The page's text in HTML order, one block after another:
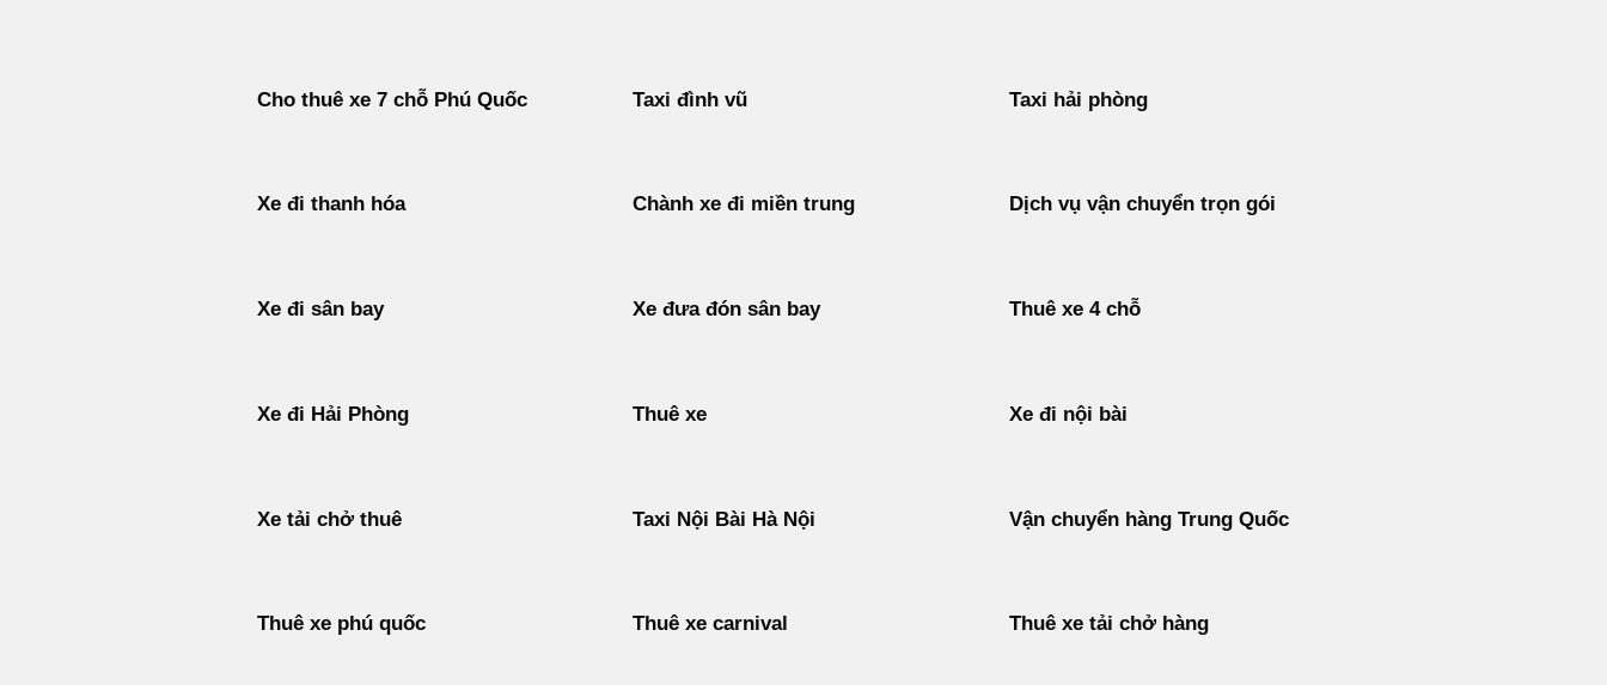
Cho thuê xe 7 chỗ Phú Quốc Taxi đình vũ Taxi hải phòng
Xe đi thanh hóa Chành xe đi miền trung Dịch vụ vận chuyển trọn gói
Xe đi sân bay Xe đưa đón sân bay Thuê xe 4 chỗ
Xe đi Hải Phòng Thuê xe Xe đi nội bài
Xe tải chở thuê Taxi Nội Bài Hà Nội Vận chuyển hàng Trung Quốc
Thuê xe phú quốc Thuê xe carnival Thuê xe tải chở hàng